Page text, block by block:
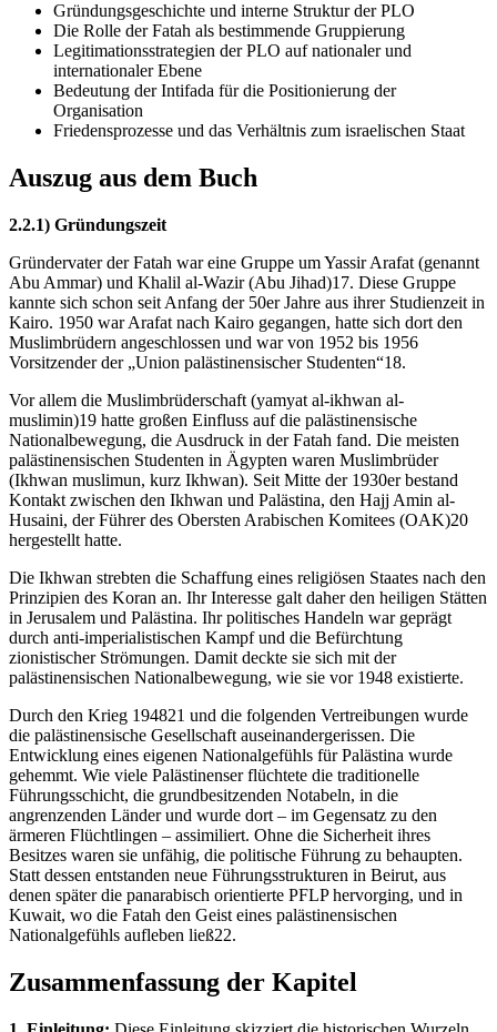
Gründungsgeschichte und interne Struktur der PLO
Die Rolle der Fatah als bestimmende Gruppierung
Legitimationsstrategien der PLO auf nationaler und
internationaler Ebene
Bedeutung der Intifada für die Positionierung der
Organisation
Friedensprozesse und das Verhältnis zum israelischen Staat
Auszug aus dem Buch
2.2.1) Gründungszeit
Gründervater der Fatah war eine Gruppe um Yassir Arafat (genannt
Abu Ammar) und Khalil al-Wazir (Abu Jihad)17. Diese Gruppe
kannte sich schon seit Anfang der 50er Jahre aus ihrer Studienzeit in
Kairo. 1950 war Arafat nach Kairo gegangen, hatte sich dort den
Muslimbrüdern angeschlossen und war von 1952 bis 1956
Vorsitzender der „Union palästinensischer Studenten“18.
Vor allem die Muslimbrüderschaft (yamyat al-ikhwan al-
muslimin)19 hatte großen Einfluss auf die palästinensische
Nationalbewegung, die Ausdruck in der Fatah fand. Die meisten
palästinensischen Studenten in Ägypten waren Muslimbrüder
(Ikhwan muslimun, kurz Ikhwan). Seit Mitte der 1930er bestand
Kontakt zwischen den Ikhwan und Palästina, den Hajj Amin al-
Husaini, der Führer des Obersten Arabischen Komitees (OAK)20
hergestellt hatte.
Die Ikhwan strebten die Schaffung eines religiösen Staates nach den
Prinzipien des Koran an. Ihr Interesse galt daher den heiligen Stätten
in Jerusalem und Palästina. Ihr politisches Handeln war geprägt
durch anti-imperialistischen Kampf und die Befürchtung
zionistischer Strömungen. Damit deckte sie sich mit der
palästinensischen Nationalbewegung, wie sie vor 1948 existierte.
Durch den Krieg 194821 und die folgenden Vertreibungen wurde
die palästinensische Gesellschaft auseinandergerissen. Die
Entwicklung eines eigenen Nationalgefühls für Palästina wurde
gehemmt. Wie viele Palästinenser flüchtete die traditionelle
Führungsschicht, die grundbesitzenden Notabeln, in die
angrenzenden Länder und wurde dort – im Gegensatz zu den
ärmeren Flüchtlingen – assimiliert. Ohne die Sicherheit ihres
Besitzes waren sie unfähig, die politische Führung zu behaupten.
Statt dessen entstanden neue Führungsstrukturen in Beirut, aus
denen später die panarabisch orientierte PFLP hervorging, und in
Kuwait, wo die Fatah den Geist eines palästinensischen
Nationalgefühls aufleben ließ22.
Zusammenfassung der Kapitel